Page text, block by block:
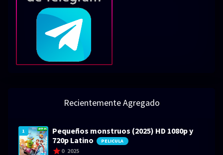
Recientemente Agregado
1
Pequeños monstruos (2025) HD 1080p y
720p Latino
PELICULA
0 2025